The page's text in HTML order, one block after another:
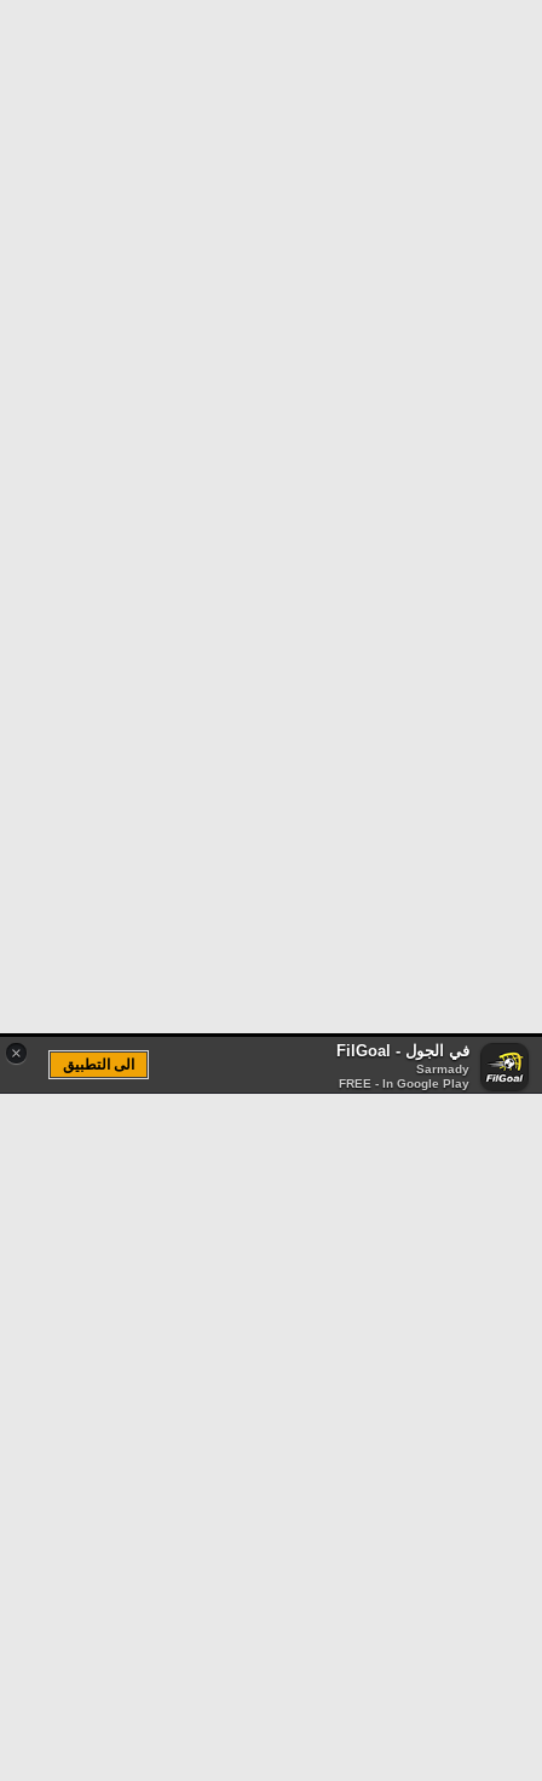
× في الجول - FilGoal
Sarmady
FREE - In Google Play
الى التطبيق